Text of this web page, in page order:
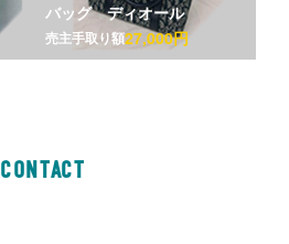
バッグ ディオール
売主手取り額27,000円
CONTACT